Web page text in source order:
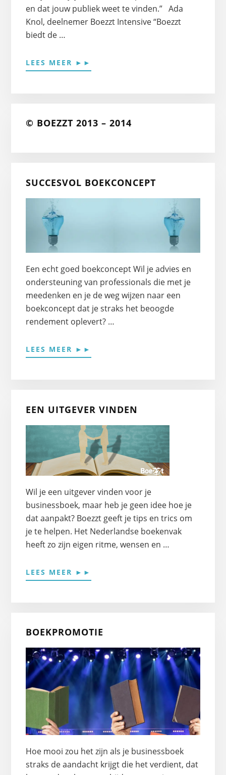
en dat jouw publiek weet te vinden.” Ada
Knol, deelnemer Boezzt Intensive “Boezzt
biedt de …
LEES MEER ►►
BOEZZT
© BOEZZT 2013 – 2014
SUCCESVOL BOEKCONCEPT
Een echt goed boekconcept Wil je advies en
ondersteuning van professionals die met je
meedenken en je de weg wijzen naar een
boekconcept dat je straks het beoogde
rendement oplevert? …
LEES MEER ►►
GOED
VOOR
EEN
SUCCESVOL
BOEK
EEN UITGEVER VINDEN
Wil je een uitgever vinden voor je
businessboek, maar heb je geen idee hoe je
dat aanpakt? Boezzt geeft je tips en trics om
je te helpen. Het Nederlandse boekenvak
heeft zo zijn eigen ritme, wensen en …
LEES MEER ►►
UITGEVER
BOEKPROMOTIE
Hoe mooi zou het zijn als je businessboek
straks de aandacht krijgt die het verdient, dat